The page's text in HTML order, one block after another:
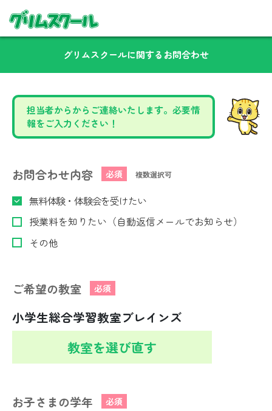
グリムスクールに関するお問合わせ
担当者からからご連絡いたします。必要情
報をご入力ください！
お問合わせ内容 必須 複数選択可
無料体験・体験会を受けたい
授業料を知りたい（自動返信メールでお知らせ）
その他
ご希望の教室 必須
小学生総合学習教室ブレインズ
教室を選び直す
お子さまの学年 必須